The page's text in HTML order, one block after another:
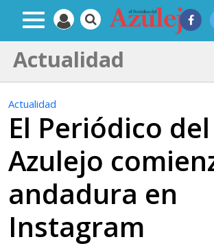
Actualidad
Actualidad
El Periódico del
Azulejo
andadura en
Instagram